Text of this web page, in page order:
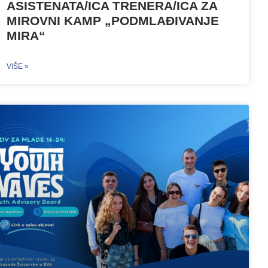
ASISTENATA/ICA TRENERA/ICA ZA
MIROVNI KAMP „PODMLAĐIVANJE
MIRA“
VIŠE »